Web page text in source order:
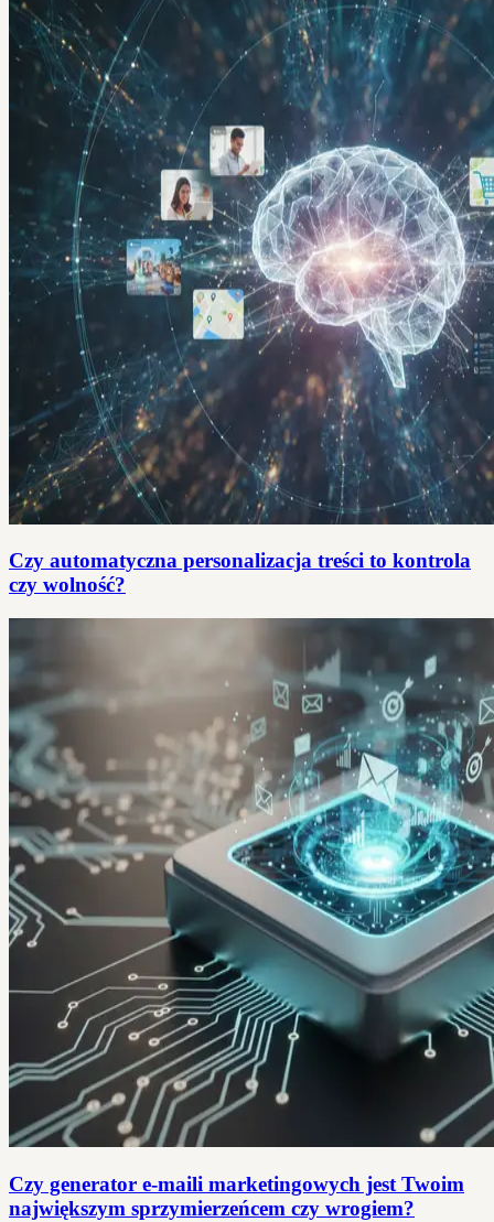
Czy automatyczna personalizacja treści to kontrola
czy wolność?
Czy generator e-maili marketingowych jest Twoim
największym sprzymierzeńcem czy wrogiem?